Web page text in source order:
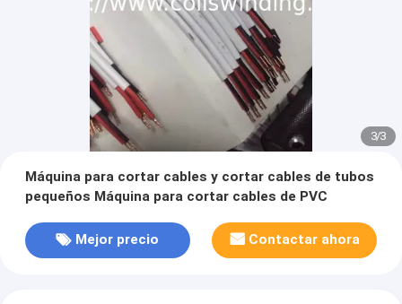
3/3
Máquina para cortar cables y cortar cables de tubos
pequeños Máquina para cortar cables de PVC
Mejor precio Contactar ahora